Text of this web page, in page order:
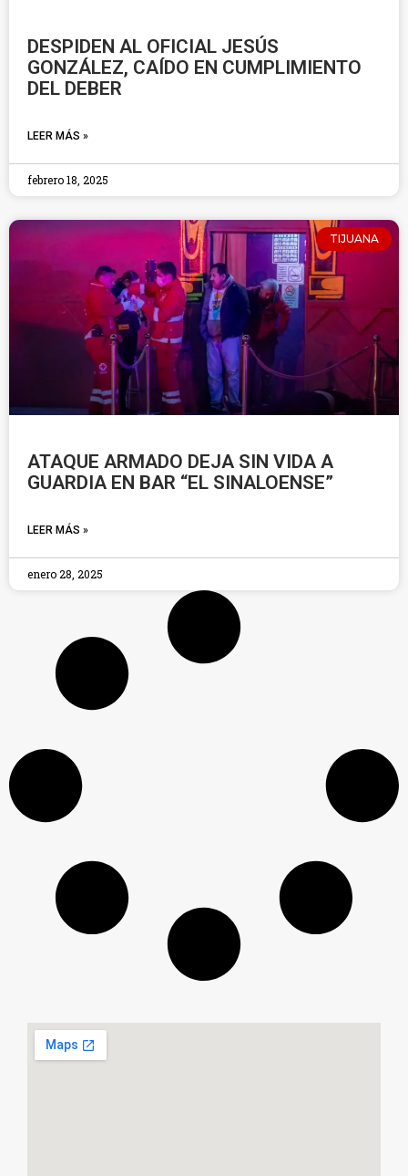
DESPIDEN AL OFICIAL JESÚS
GONZÁLEZ, CAÍDO EN CUMPLIMIENTO
DEL DEBER
LEER MÁS »
febrero 18, 2025
TIJUANA
ATAQUE ARMADO DEJA SIN VIDA A
GUARDIA EN BAR “EL SINALOENSE”
LEER MÁS »
enero 28, 2025